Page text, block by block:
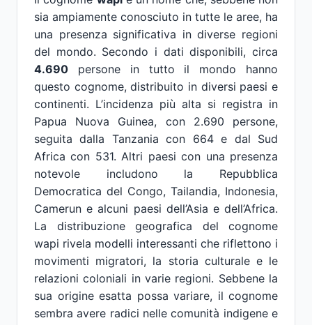
sia ampiamente conosciuto in tutte le aree, ha
una presenza significativa in diverse regioni
del mondo. Secondo i dati disponibili, circa
4.690 persone in tutto il mondo hanno
questo cognome, distribuito in diversi paesi e
continenti. L’incidenza più alta si registra in
Papua Nuova Guinea, con 2.690 persone,
seguita dalla Tanzania con 664 e dal Sud
Africa con 531. Altri paesi con una presenza
notevole includono la Repubblica
Democratica del Congo, Tailandia, Indonesia,
Camerun e alcuni paesi dell’Asia e dell’Africa.
La distribuzione geografica del cognome
wapi rivela modelli interessanti che riflettono i
movimenti migratori, la storia culturale e le
relazioni coloniali in varie regioni. Sebbene la
sua origine esatta possa variare, il cognome
sembra avere radici nelle comunità indigene e